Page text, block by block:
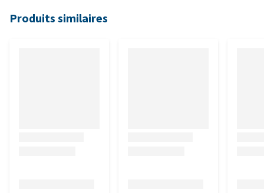
Produits similaires